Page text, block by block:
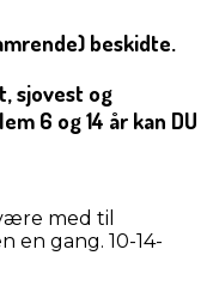
beskidte.
sjovest og
6 og 14 år kan DU
med til
en gang. 10-14-